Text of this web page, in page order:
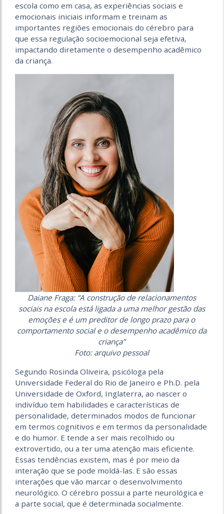
escola como em casa, as experiências sociais e
emocionais iniciais informam e treinam as
importantes regiões emocionais do cérebro para
que essa regulação socioemocional seja efetiva,
impactando diretamente o desempenho acadêmico
da criança.
Daiane Fraga: “A construção de relacionamentos
sociais na escola está ligada a uma melhor gestão das
emoções e é um preditor de longo prazo para o
comportamento social e o desempenho acadêmico da
criança”
Foto: arquivo pessoal
Segundo Rosinda Oliveira, psicóloga pela
Universidade Federal do Rio de Janeiro e Ph.D. pela
Universidade de Oxford, Inglaterra, ao nascer o
indivíduo tem habilidades e características de
personalidade, determinados modos de funcionar
em termos cognitivos e em termos da personalidade
e do humor. E tende a ser mais recolhido ou
extrovertido, ou a ter uma atenção mais eficiente.
Essas tendências existem, mas é por meio da
interação que se pode moldá-las. E são essas
interações que vão marcar o desenvolvimento
neurológico. O cérebro possui a parte neurológica e
a parte social, que é determinada socialmente.